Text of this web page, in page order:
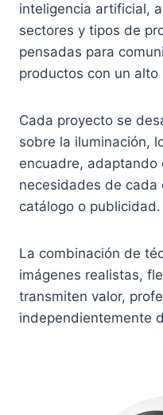
inteligencia artificial,
sectores y tipos de
pensadas para
productos con un
Cada proyecto se
sobre la iluminación,
encuadre, adaptando
necesidades de
catálogo o publicidad.
La combinación de
imágenes realistas,
transmiten valor,
independientemente